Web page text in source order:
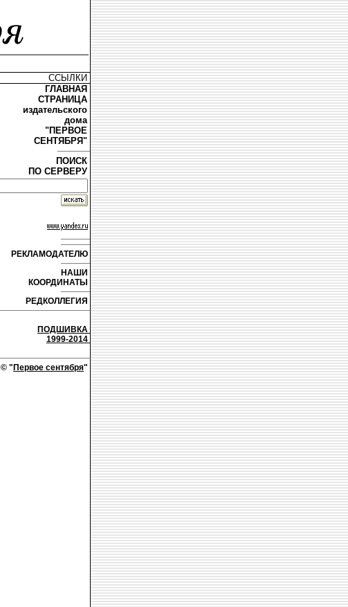
ССЫЛКИ
ГЛАВНАЯ
СТРАНИЦА
издательского
дома
"ПЕРВОЕ
СЕНТЯБРЯ"
ПОИСК
ПО СЕРВЕРУ
РЕКЛАМОДАТЕЛЮ
НАШИ
КООРДИНАТЫ
РЕДКОЛЛЕГИЯ
ПОДШИВКА
1999-2014
© " Первое сентября"